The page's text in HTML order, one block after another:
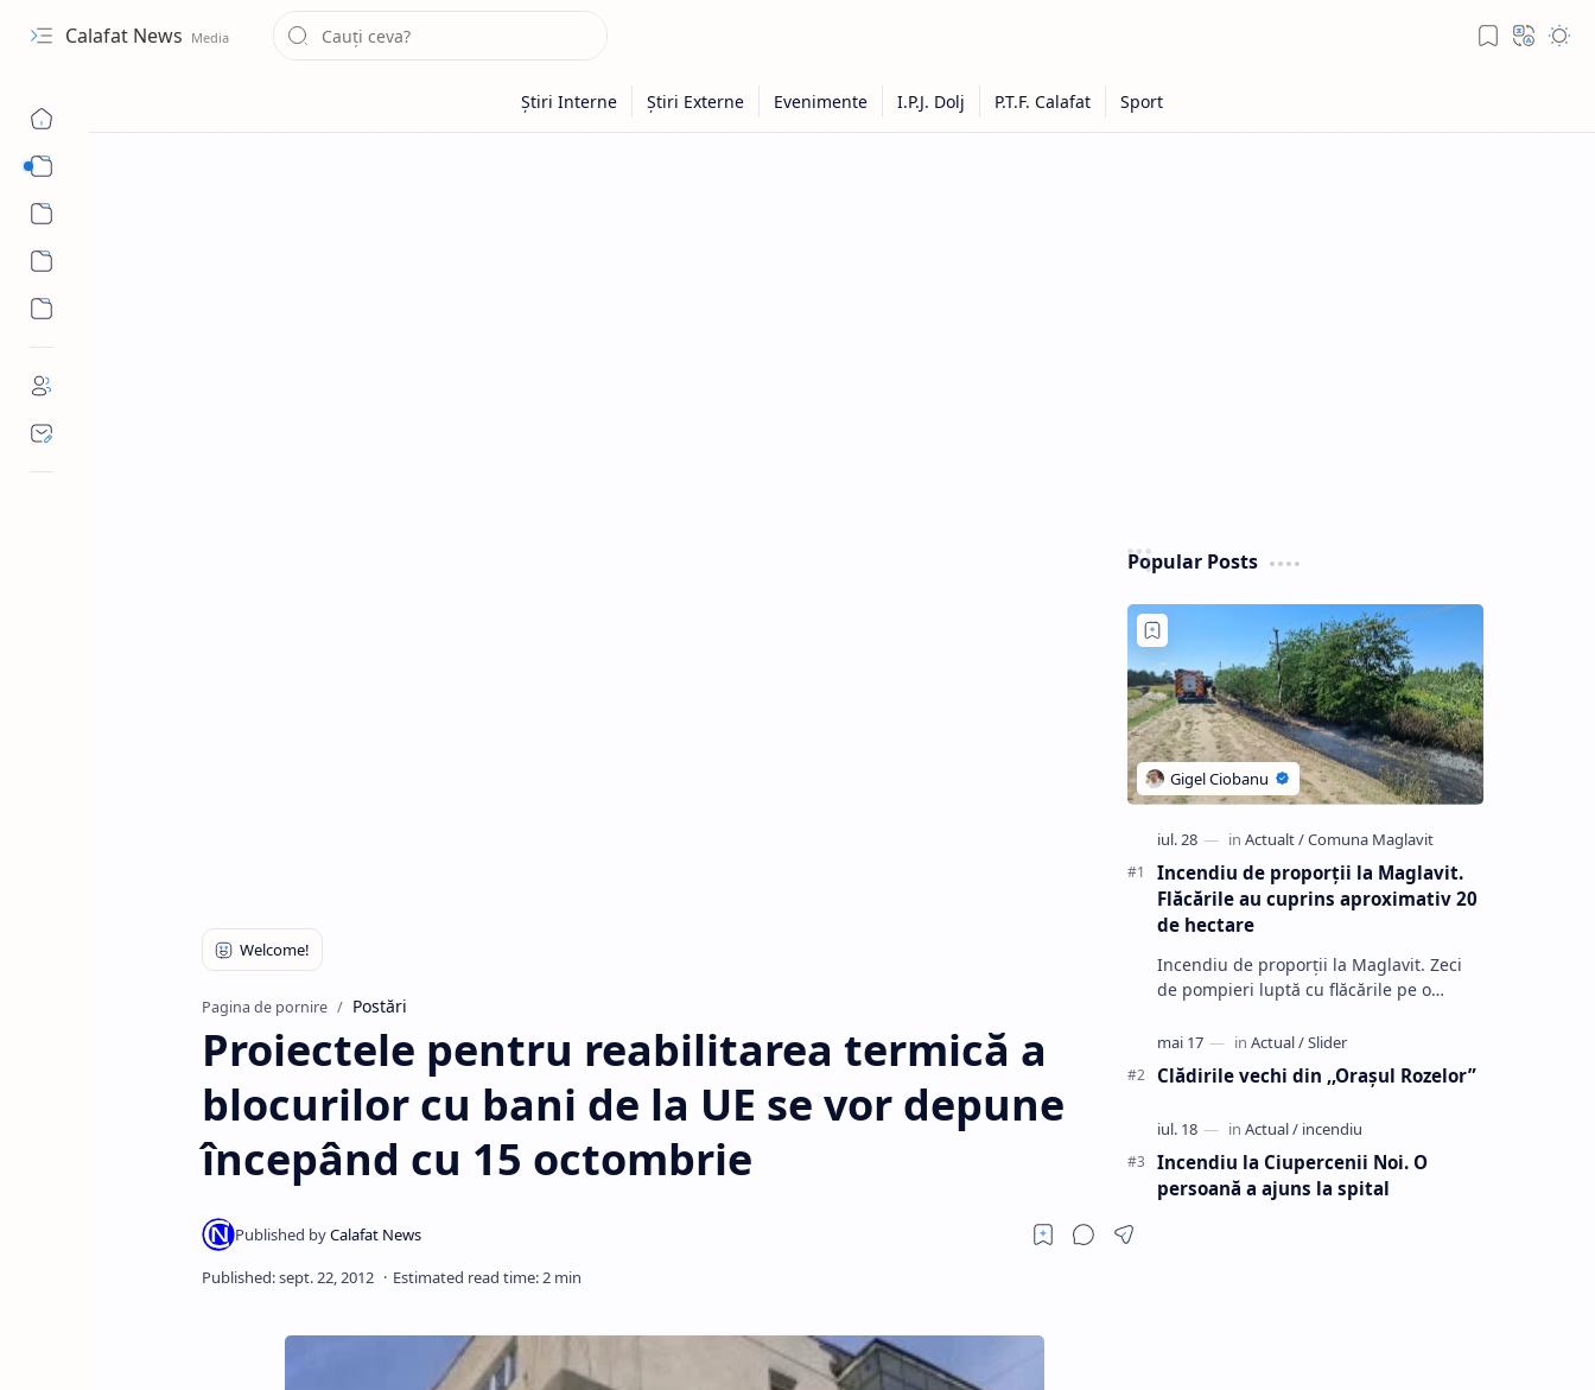
Calafat News
Pagina de pornire Postări
Proiectele pentru reabilitarea termică a
blocurilor cu bani de la UE se vor depune
începând cu 15 octombrie
Popular Posts
Incendiu de proporții la Maglavit.
Flăcările au cuprins aproximativ 20
de hectare
Incendiu de proporții la Maglavit. Zeci
de pompieri luptă cu flăcările pe o
Clădirile vechi din ,,Oraşul Rozelor”
Incendiu la Ciupercenii Noi. O
persoană a ajuns la spital